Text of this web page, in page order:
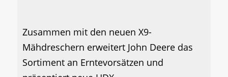
Zusammen mit den neuen X9-
Mähdreschern erweitert John Deere das
Sortiment an Erntevorsätzen und